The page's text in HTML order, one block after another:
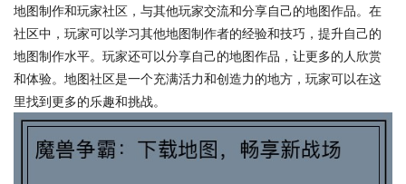
地图制作和玩家社区，与其他玩家交流和分享自己的地图作品。在
社区中，玩家可以学习其他地图制作者的经验和技巧，提升自己的
地图制作水平。玩家还可以分享自己的地图作品，让更多的人欣赏
和体验。地图社区是一个充满活力和创造力的地方，玩家可以在这
里找到更多的乐趣和挑战。